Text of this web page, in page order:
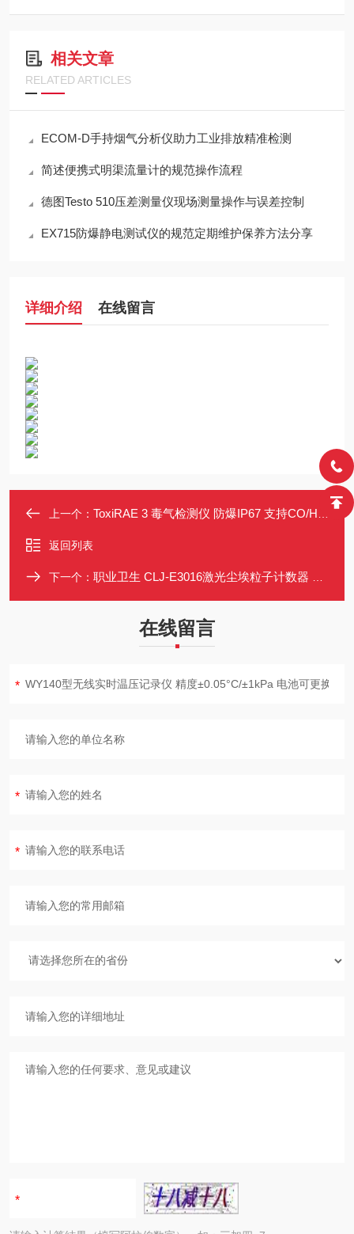
相关文章
RELATED ARTICLES
ECOM-D手持烟气分析仪助力工业排放精准检测
简述便携式明渠流量计的规范操作流程
德图Testo 510压差测量仪现场测量操作与误差控制
EX715防爆静电测试仪的规范定期维护保养方法分享
详细介绍 在线留言
上一个： ToxiRAE 3 毒气检测仪 防爆IP67 支持CO/H2S检测 锂电池2年续航
返回列表
下一个： 职业卫生 CLJ-E3016激光尘埃粒子计数器 内置锂电池 可连续工作8小时
在线留言